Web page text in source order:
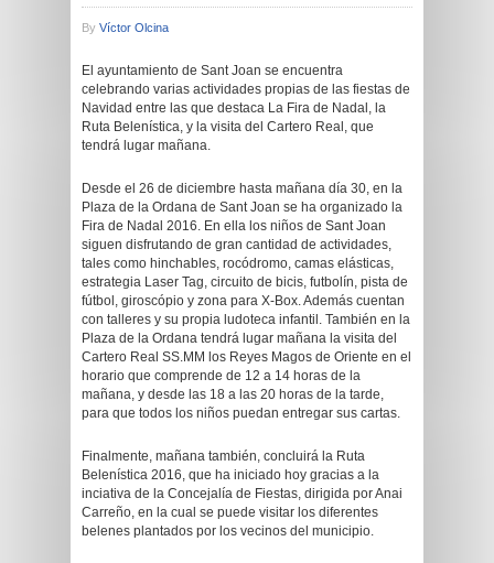
By Víctor Olcina
El ayuntamiento de Sant Joan se encuentra
celebrando varias actividades propias de las fiestas de
Navidad entre las que destaca La Fira de Nadal, la
Ruta Belenística, y la visita del Cartero Real, que
tendrá lugar mañana.
Desde el 26 de diciembre hasta mañana día 30, en la
Plaza de la Ordana de Sant Joan se ha organizado la
Fira de Nadal 2016. En ella los niños de Sant Joan
siguen disfrutando de gran cantidad de actividades,
tales como hinchables, rocódromo, camas elásticas,
estrategia Laser Tag, circuito de bicis, futbolín, pista de
fútbol, giroscópio y zona para X-Box. Además cuentan
con talleres y su propia ludoteca infantil. También en la
Plaza de la Ordana tendrá lugar mañana la visita del
Cartero Real SS.MM los Reyes Magos de Oriente en el
horario que comprende de 12 a 14 horas de la
mañana, y desde las 18 a las 20 horas de la tarde,
para que todos los niños puedan entregar sus cartas.
Finalmente, mañana también, concluirá la Ruta
Belenística 2016, que ha iniciado hoy gracias a la
inciativa de la Concejalía de Fiestas, dirigida por Anai
Carreño, en la cual se puede visitar los diferentes
belenes plantados por los vecinos del municipio.